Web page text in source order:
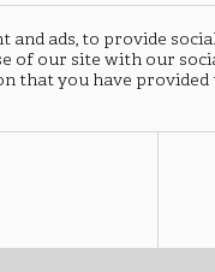
防火板
x 1300 mm
and ads, to provide
of our site with our
that you have